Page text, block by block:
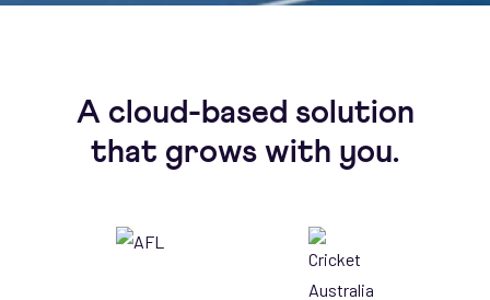
A cloud-based solution
that grows with you.